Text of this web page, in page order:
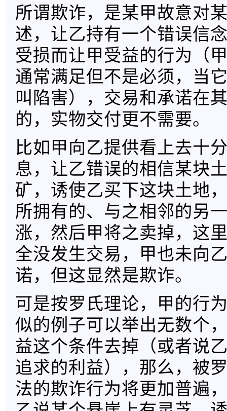
所谓欺诈，是某甲故意对
述，让乙持有一个错误信
受损而让甲受益的行为（
通常满足但不是必须，当
叫陷害），交易和承诺在
的，实物交付更不需要。
比如甲向乙提供看上去十
息，让乙错误的相信某块
矿，诱使乙买下这块土地
所拥有的、与之相邻的另
涨，然后甲将之卖掉，这
全没发生交易，甲也未向
诺，但这显然是欺诈。
可是按罗氏理论，甲的行
似的例子可以举出无数个
益这个条件去掉（或者说
追求的利益），那么，被
法的欺诈行为将更加普遍